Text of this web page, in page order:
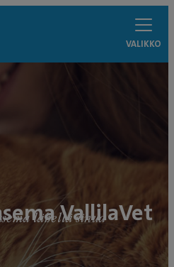
VALIKKO
VallilaVet
lähellä sinua